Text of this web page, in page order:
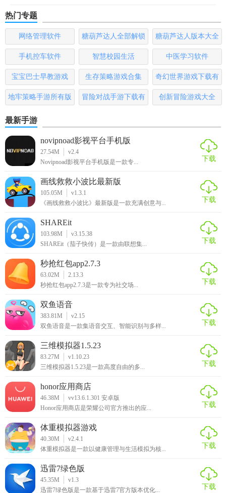
热门专题
网络管理软件
糖葫芦达人全部解锁
版
糖葫芦达人版本大全
手机控车软件 智慧校园生活 中医学习软件
宝宝巴士早教游戏 生存策略游戏合集
奇幻世界游戏下载有
哪些
地牢策略手游所有版
冒险对战手游下载有
创新冒险游戏大全
最新手游
novipnoad影视平台手机版
27.54M
v2.4
Novipnoad影视平台手机版是一款专...
下载
画线救救小波比最新版
105.05M
v1.3.1
《画线救救小波比》最新版是一款充满创意与...
下载
SHAREit
103.98M
v3.15.38
SHAREit（茄子快传）是一款由联想集...
下载
秒抢红包app2.7.3
63.02M
2.13.3
秒抢红包app2.7.3是一款专为社交场...
下载
双鱼语音
383.81M
v2.15
双鱼语音是一款集语音交互、智能识别与多样...
下载
三维模拟器1.5.23
83.27M
v1.10.23
三维模拟器1.5.23是一款高度自由的多...
下载
honor应用商店
46.38M
vv13.6.1.301 安卓版
Honor应用商店是荣耀公司官方推出的应...
下载
体重模拟器游戏
40.30M
v2.4.1
体重模拟器是一款以健康管理与生活模拟为核...
下载
迅雷7绿色版
45.35M
v1.3
迅雷7绿色版是一款基于迅雷7官方版本优化...
下载